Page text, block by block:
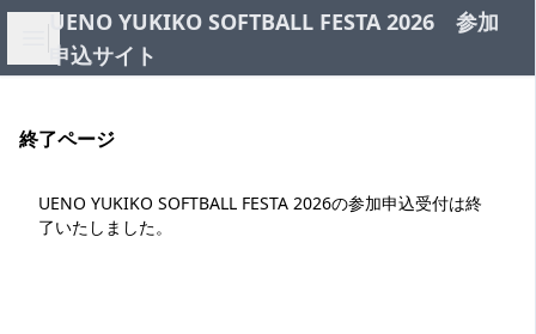
Open sidebar
UENO YUKIKO SOFTBALL FESTA 2026 参加
申込サイト
終了ページ
UENO YUKIKO SOFTBALL FESTA 2026の参加申込受付は終
了いたしました。